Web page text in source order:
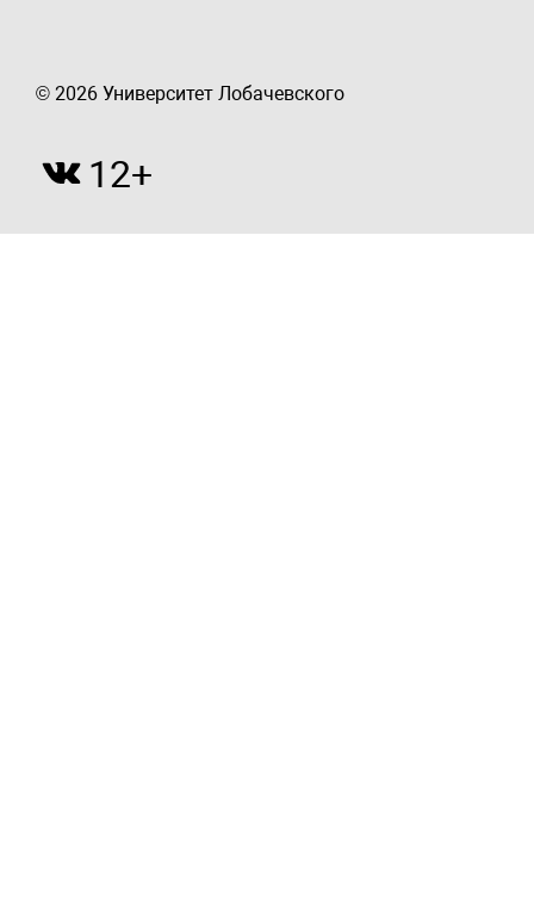
© 2026 Университет Лобачевского
12+